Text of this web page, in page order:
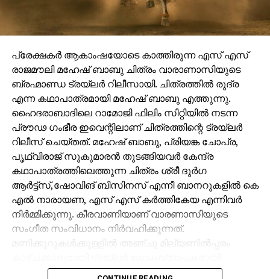
പ്രേക്ഷകർ ആകാംഷയോടെ കാത്തിരുന്ന എസ് എസ്
രാജമൗലി മഹേഷ് ബാബു ചിത്രം വാരാണാസിയുടെ
ബ്രഹ്മാണ്ഡ ട്രയ്ലർ റിലീസായി. ചിത്രത്തിൽ രുദ്ര
എന്ന കഥാപാത്രമായി മഹേഷ് ബാബു എത്തുന്നു.
ഹൈദരാബാദിലെ റാമോജി ഫിലിം സിറ്റിയിൽ നടന്ന
പ്രൗഢ ഗംഭീര ഇവെന്റിലാണ് ചിത്രത്തിന്റെ ട്രയ്ലർ
റിലീസ് ചെയ്തത്. മഹേഷ് ബാബു, പ്രിയങ്ക ചോപ്ര,
പൃഥ്വിരാജ് സുകുമാരൻ തുടങ്ങിയവർ കേന്ദ്ര
കഥാപാത്രത്തിലെത്തുന്ന ചിത്രം ശ്രീ ദുർഗ
ആർട്ട്സ്,ഷോവിങ് ബിസിനസ് എന്നീ ബാനറുകളിൽ കെ
എൽ നാരായണ, എസ് എസ് കർത്തികേയ എന്നിവർ
നിർമ്മിക്കുന്നു. കീരവാണിയാണ് വാരണാസിയുടെ
സംഗീത സംവിധാനം നിർവഹിക്കുന്നത്.
ട്രെൻഡിങ്ങിൽ മുന്നിലാണ്.